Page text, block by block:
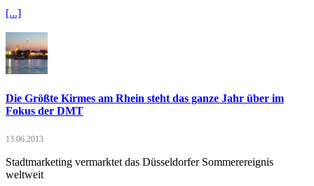
[...]
Die Größte Kirmes am Rhein steht das ganze Jahr über im
Fokus der DMT
13.06.2013
Stadtmarketing vermarktet das Düsseldorfer Sommerereignis
weltweit